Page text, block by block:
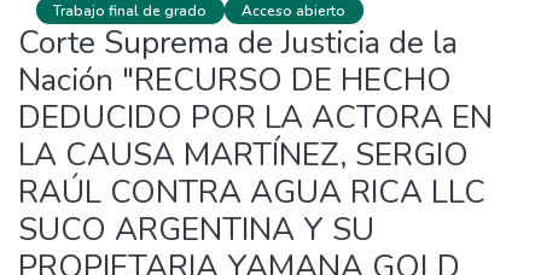
Trabajo final de grado Acceso abierto
Corte Suprema de Justicia de la
Nación "RECURSO DE HECHO
DEDUCIDO POR LA ACTORA EN
LA CAUSA MARTÍNEZ, SERGIO
RAÚL CONTRA AGUA RICA LLC
SUCO ARGENTINA Y SU